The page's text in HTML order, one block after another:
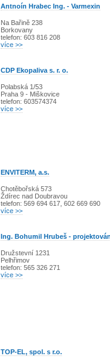
Antnoín Hrabec Ing. - Varmexin
Na Bařině 238
Borkovany
telefon: 603 816 208
více >>
CDP Ekopaliva s. r. o.
Polabská 1/53
Praha 9 - Miškovice
telefon: 603574374
více >>
ENVITERM, a.s.
Chotěbořská 573
Ždírec nad Doubravou
telefon: 569 694 617, 602 669 690
více >>
Ing. Bohumil Hrubeš -
Družstevní 1231
Pelhřimov
telefon: 565 326 271
více >>
TOP-EL, spol. s r.o.